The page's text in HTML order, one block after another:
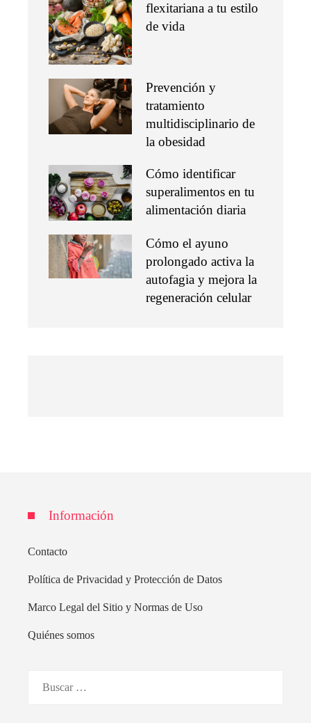
flexitariana a tu estilo
de vida
Prevención y
tratamiento
multidisciplinario de
la obesidad
Cómo identificar
superalimentos en tu
alimentación diaria
Cómo el ayuno
prolongado activa la
autofagia y mejora la
regeneración celular
Información
Contacto
Política de Privacidad y Protección de Datos
Marco Legal del Sitio y Normas de Uso
Quiénes somos